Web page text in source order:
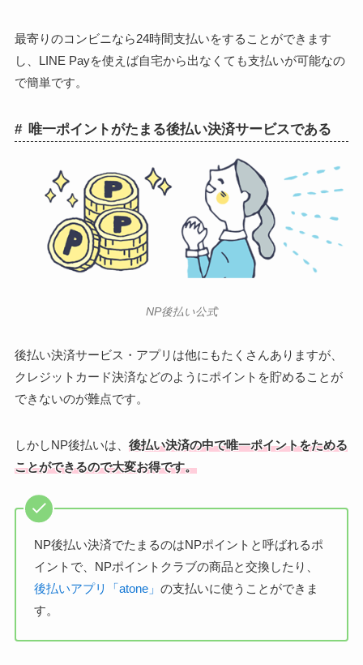
最寄りのコンビニなら24時間支払いをすることができます
し、LINE Payを使えば自宅から出なくても支払いが可能なの
で簡単です。
唯一ポイントがたまる後払い決済サービスである
NP後払い公式
後払い決済サービス・アプリは他にもたくさんありますが、
クレジットカード決済などのようにポイントを貯めることが
できないのが難点です。
しかしNP後払いは、 後払い決済の中で唯一ポイントをためる
ことができるので大変お得です。
NP後払い決済でたまるのはNPポイントと呼ばれるポ
イントで、NPポイントクラブの商品と交換したり、
後払いアプリ「atone」の支払いに使うことができま
す。